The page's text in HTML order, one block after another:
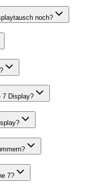
noch?
7 Display?
7?